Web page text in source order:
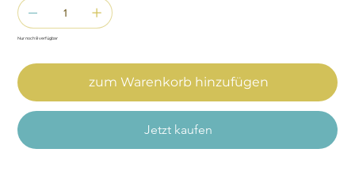
Nur noch 8 verfügbar
zum Warenkorb hinzufügen
Jetzt kaufen